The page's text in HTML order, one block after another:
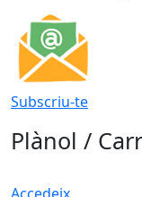
Subscriu-te
Plànol /